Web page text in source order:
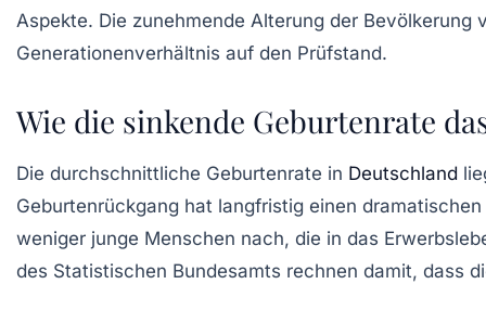
Aspekte. Die zunehmende Alterung der
Generationenverhältnis auf den Prüfstand.
Wie die sinkende Geburtenrate
Die durchschnittliche Geburtenrate in Deutschland
Geburtenrückgang hat langfristig einen
weniger junge Menschen nach, die in das
des Statistischen Bundesamts rechnen damit, dass